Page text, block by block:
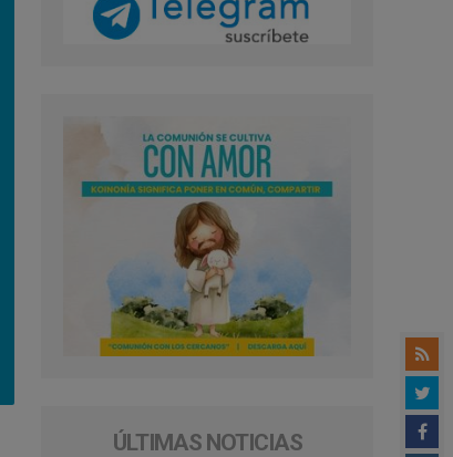
ÚLTIMAS NOTICIAS